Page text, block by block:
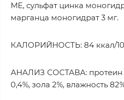
МЕ, сульфат цинка
марганца моногидрат 3 мг.
КАЛОРИЙНОСТЬ: 84 ккал/
АНАЛИЗ СОСТАВА: протеин
0,4%, зола 2%, влажность